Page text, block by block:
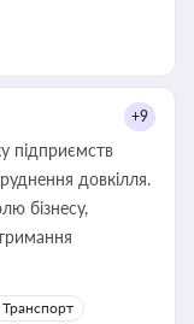
+9
підприємств
довкілля.
бізнесу,
Транспорт